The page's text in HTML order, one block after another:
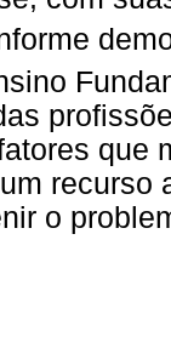
que
recurso
o